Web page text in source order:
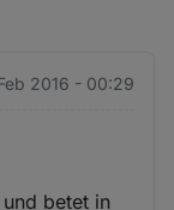
2016 - 00:29
betet in